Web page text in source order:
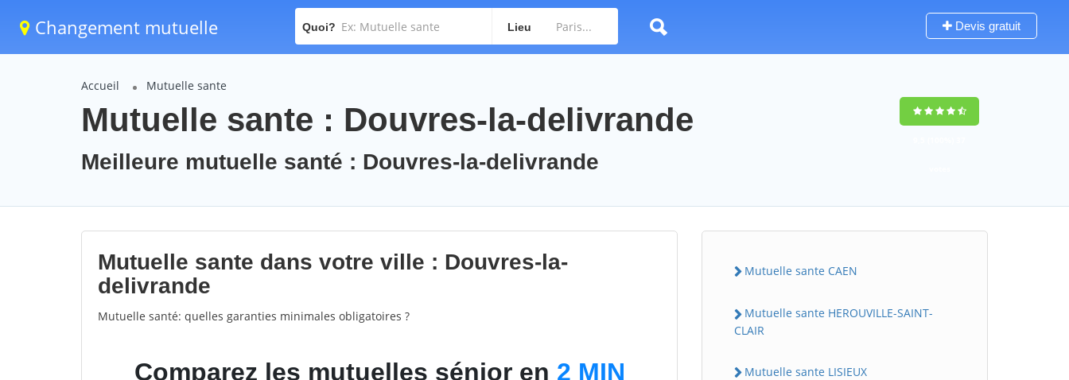
Changement mutuelle Quoi? Lieu Devis gratuit
Accueil Mutuelle sante
Mutuelle sante : Douvres-la-delivrande
Meilleure mutuelle santé : Douvres-la-delivrande
Mutuelle sante dans votre ville : Douvres-la-
delivrande
Mutuelle santé: quelles garanties minimales obligatoires ?
Mutuelle sante CAEN
Mutuelle sante HEROUVILLE-SAINT-
CLAIR
Mutuelle sante LISIEUX